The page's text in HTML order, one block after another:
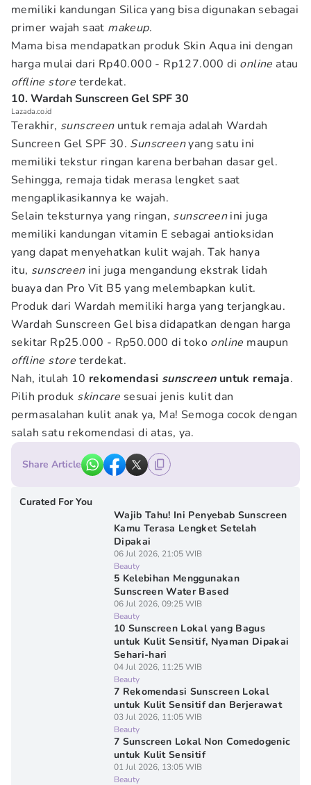
memiliki kandungan Silica yang bisa digunakan sebagai
primer wajah saat makeup.
Mama bisa mendapatkan produk Skin Aqua ini dengan
harga mulai dari Rp40.000 - Rp127.000 di online atau
offline store terdekat.
10. Wardah Sunscreen Gel SPF 30
Lazada.co.id
Terakhir, sunscreen untuk remaja adalah Wardah
Suncreen Gel SPF 30. Sunscreenyang satu ini
memiliki tekstur ringan karena berbahan dasar gel.
Sehingga, remaja tidak merasa lengket saat
mengaplikasikannya ke wajah.
Selain teksturnya yang ringan, sunscreenini juga
memiliki kandungan vitamin E sebagai antioksidan
yang dapat menyehatkan kulit wajah. Tak hanya
itu, sunscreenini juga mengandung ekstrak lidah
buaya dan Pro Vit B5 yang melembapkan kulit.
Produk dari Wardah memiliki harga yang terjangkau.
Wardah Sunscreen Gel bisa didapatkan dengan harga
sekitar Rp25.000 - Rp50.000 di toko online maupun
offline store terdekat.
Nah, itulah 10 rekomendasi sunscreenuntuk remaja.
Pilih produk skincare sesuai jenis kulit dan
permasalahan kulit anak ya, Ma! Semoga cocok dengan
salah satu rekomendasi di atas, ya.
Share Article
Curated For You
Wajib Tahu! Ini Penyebab Sunscreen
Kamu Terasa Lengket Setelah
Dipakai
06 Jul 2026, 21:05 WIB
Beauty
5 Kelebihan Menggunakan
Sunscreen Water Based
06 Jul 2026, 09:25 WIB
Beauty
10 Sunscreen Lokal yang Bagus
untuk Kulit Sensitif, Nyaman Dipakai
Sehari-hari
04 Jul 2026, 11:25 WIB
Beauty
7 Rekomendasi Sunscreen Lokal
untuk Kulit Sensitif dan Berjerawat
03 Jul 2026, 11:05 WIB
Beauty
7 Sunscreen Lokal Non Comedogenic
untuk Kulit Sensitif
01 Jul 2026, 13:05 WIB
Beauty